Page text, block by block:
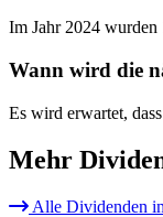
Im Jahr 2024
Wann wird die
Es wird erwartet,
Mehr
Alle Dividenden